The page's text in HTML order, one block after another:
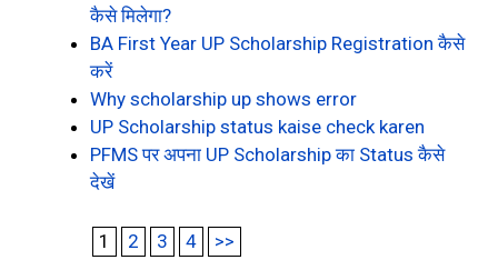
कैसे मिलेगा?
BA First Year UP Scholarship Registration कैसे
करें
Why scholarship up shows error
UP Scholarship status kaise check karen
PFMS पर अपना UP Scholarship का Status कैसे
देखें
1 2 3 4 >>